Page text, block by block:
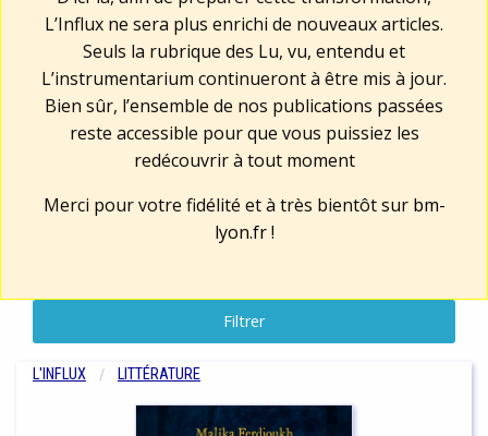
L’Influx ne sera plus enrichi de nouveaux articles.
Seuls la rubrique des Lu, vu, entendu et
L’instrumentarium continueront à être mis à jour.
Bien sûr, l’ensemble de nos publications passées
reste accessible pour que vous puissiez les
redécouvrir à tout moment
Merci pour votre fidélité et à très bientôt sur bm-
lyon.fr!
Filtrer
L'INFLUX LITTÉRATURE